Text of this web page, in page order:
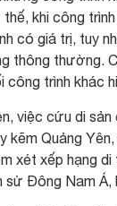
thế, khi công
có giá trị, tuy
thông thường.
công trình khác
việc cứu di
kẽm Quảng
xét xếp hạng
sử Đông Nam Á,